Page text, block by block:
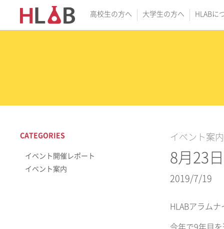
高校生の方へ 大学生の方へ HLABに
イベント案内
8月23
2019/7/19
HLABアラム
今年で9年目
CATEGORIES
イベント開催レポート
イベント案内